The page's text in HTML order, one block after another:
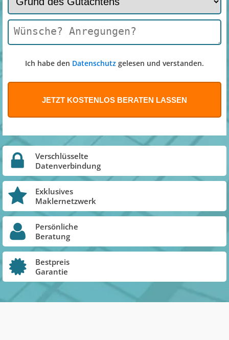
Ich habe den Datenschutz gelesen und verstanden.
Verschlüsselte
Datenverbindung
Exklusives
Maklernetzwerk
Persönliche
Beratung
Bestpreis
Garantie